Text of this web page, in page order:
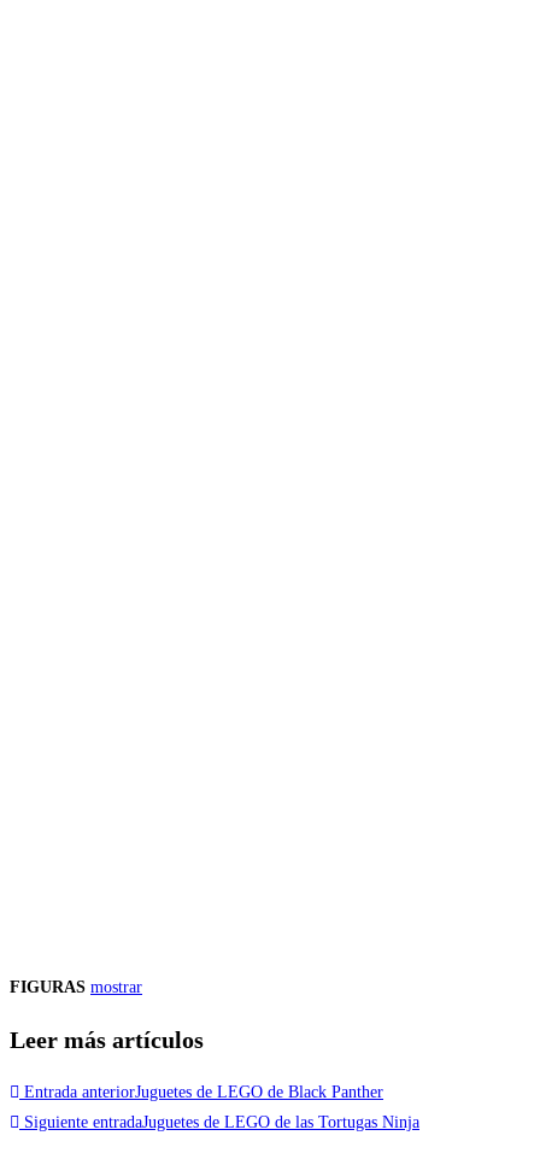
FIGURAS mostrar
Leer más artículos
Entrada anteriorJuguetes de LEGO de Black Panther
Siguiente entradaJuguetes de LEGO de las Tortugas Ninja